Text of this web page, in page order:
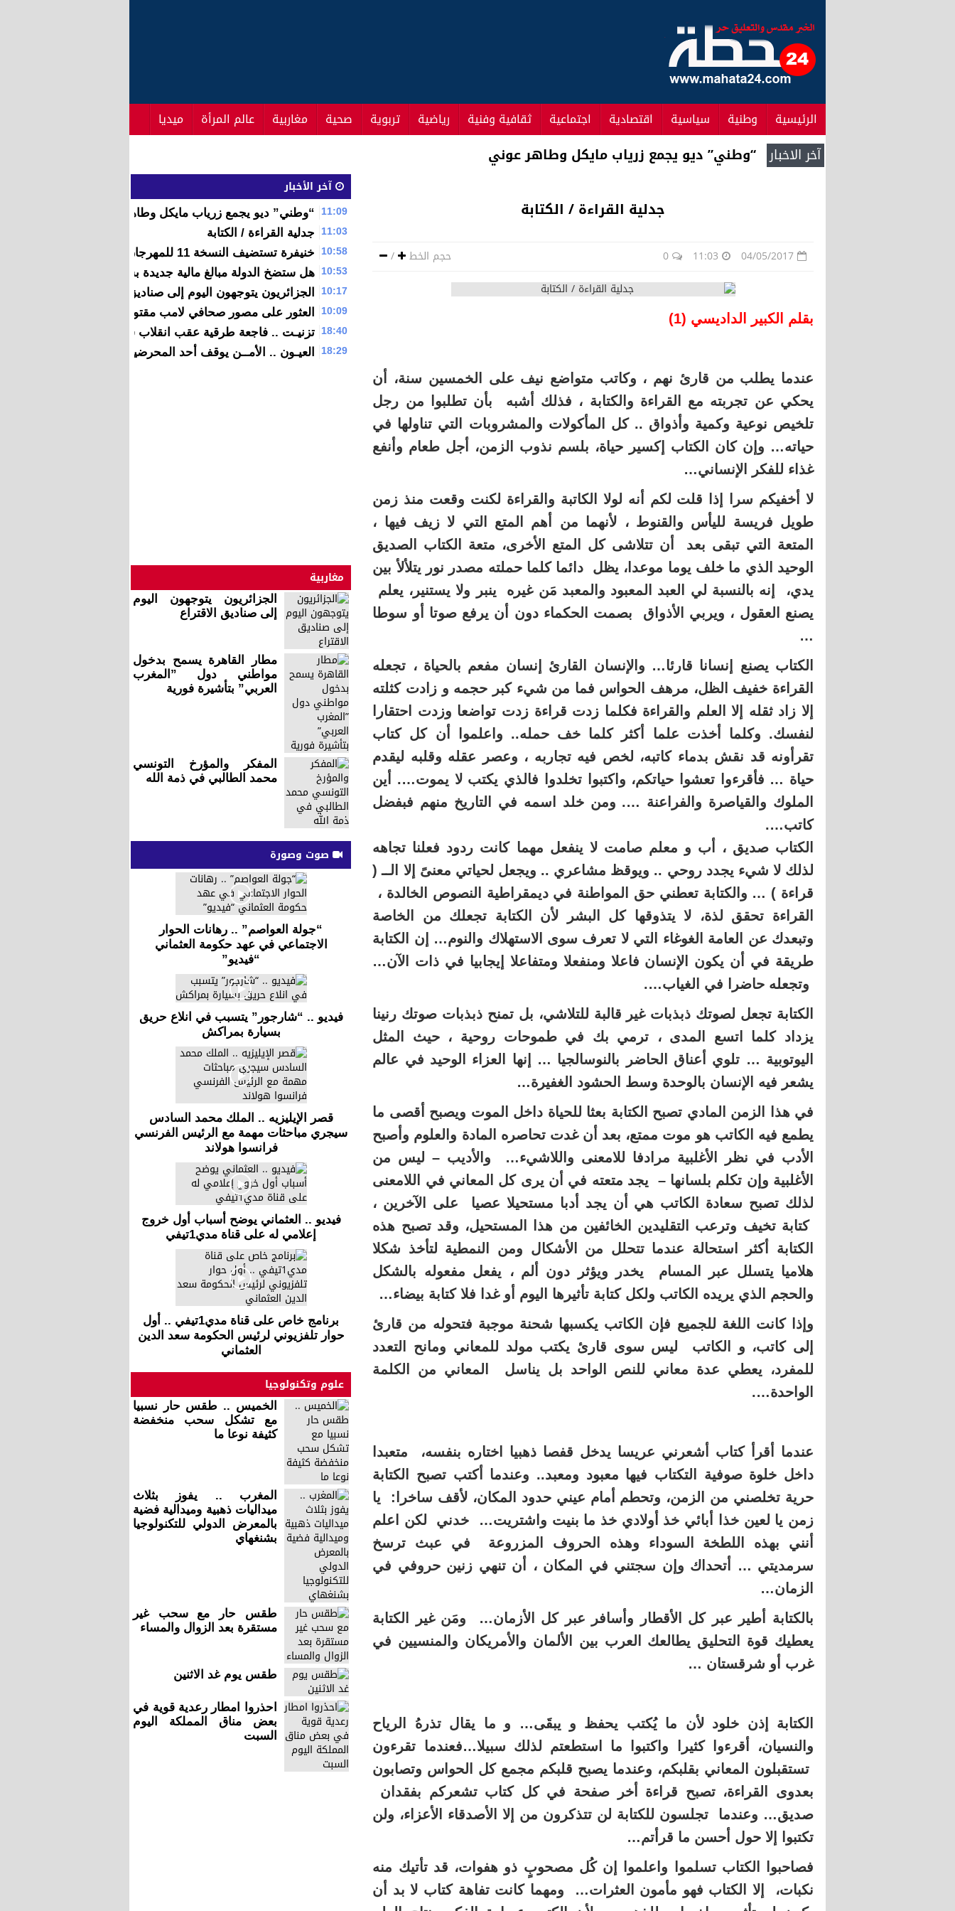
الرئيسية وطنية سياسية اقتصادية اجتماعية ثقافية وفنية رياضية تربوية صحية مغاربية عالم المرأة ميديا
آخر الاخبار خنيفرة تستضيف النسخة 11 للمهرجان الجهوي للمسرح المدرسي بجهة بني ملال خنيفرة
جدلية القراءة / الكتابة
حجم الخط /
بقلم الكبير الداديسي (1)
عندما يطلب من قارئ نهم ، وكاتب متواضع نيف على الخمسين سنة، أن
يحكي عن تجربته مع القراءة والكتابة ، فذلك أشبه بأن تطلبوا من رجل
تلخيص نوعية وكمية وأذواق .. كل المأكولات والمشروبات التي تناولها في
حياته… وإن كان الكتاب إكسير حياة، بلسم نذوب الزمن، أجل طعام وأنفع
غذاء للفكر الإنساني…
لا أخفيكم سرا إذا قلت لكم أنه لولا الكاتبة والقراءة لكنت وقعت منذ زمن
طويل فريسة لليأس والقنوط ، لأنهما من أهم المتع التي لا زيف فيها ،
المتعة التي تبقى بعد أن تتلاشى كل المتع الأخرى، متعة الكتاب الصديق
الوحيد الذي ما خلف يوما موعدا، يظل دائما كلما حملته مصدر نور يتلألأ بين
يدي، إنه بالنسبة لي العبد المعبود والمعبد مَن غيره ينبر ولا يستنير، يعلم
يصنع العقول ، ويربي الأذواق بصمت الحكماء دون أن يرفع صوتا أو سوطا
…
الكتاب يصنع إنسانا قارئا… والإنسان القارئ إنسان مفعم بالحياة ، تجعله
القراءة خفيف الظل، مرهف الحواس فما من شيء كبر حجمه و زادت كثلته
إلا زاد ثقله إلا العلم والقراءة فكلما زدت قراءة زدت تواضعا وزدت احتقارا
لنفسك. وكلما أخذت علما أكثر كلما خف حمله.. واعلموا أن كل كتاب
تقرأونه قد نقش بدماء كاتبه، لخص فيه تجاربه ، وعصر عقله وقلبه ليقدم
حياة … فأقرءوا تعشوا حياتكم، واكتبوا تخلدوا فالذي يكتب لا يموت…. أين
الملوك والقياصرة والفراعنة …. ومن خلد اسمه في التاريخ منهم فبفضل
كاتب….
الكتاب صديق ، أب و معلم صامت لا ينفعل مهما كانت ردود فعلنا تجاهه
لذلك لا شيء يجدد روحي .. ويوقظ مشاعري .. ويجعل لحياتي معنىً إلا الــ (
قراءة ) … والكتابة تعطني حق المواطنة في ديمقراطية النصوص الخالدة ،
القراءة تحقق لذة، لا يتذوقها كل البشر لأن الكتابة تجعلك من الخاصة
وتبعدك عن العامة الغوغاء التي لا تعرف سوى الاستهلاك والنوم… إن الكتابة
طريقة في أن يكون الإنسان فاعلا ومنفعلا ومتفاعلا إيجابيا في ذات الآن…
وتجعله حاضرا في الغياب….
الكتابة تجعل لصوتك ذبذبات غير قالبة للتلاشي، بل تمنح ذبذبات صوتك رنينا
يزداد كلما اتسع المدى ، ترمي بك في طموحات روحية ، حيث المثل
اليوتوبية … تلوي أعناق الحاضر بالنوسالجيا … إنها العزاء الوحيد في عالم
يشعر فيه الإنسان بالوحدة وسط الحشود الغفيرة…
في هذا الزمن المادي تصبح الكتابة بعثا للحياة داخل الموت ويصبح أقصى ما
يطمع فيه الكاتب هو موت ممتع، بعد أن غدت تحاصره المادة والعلوم وأصبح
الأدب في نظر الأغلبية مرادفا للامعنى واللاشيء… والأديب – ليس من
الأغلبية وإن تكلم بلسانها – يجد متعته في أن يرى كل المعاني في اللامعنى
لذلك تصبح سعادة الكاتب هي أن يجد أدبا مستحيلا عصيا على الآخرين ،
كتابة تخيف وترعب التقليدين الخائفين من هذا المستحيل، وقد تصبح هذه
الكتابة أكثر استحالة عندما تتحلل من الأشكال ومن النمطية لتأخذ شكلا
هلاميا يتسلل عبر المسام يخدر ويؤثر دون ألم ، يفعل مفعوله بالشكل
والحجم الذي يريده الكاتب ولكل كتابة تأثيرها اليوم أو غدا فلا كتابة بيضاء…
وإذا كانت اللغة للجميع فإن الكاتب يكسبها شحنة موجبة فتحوله من قارئ
إلى كاتب، و الكاتب ليس سوى قارئ يكتب مولد للمعاني ومانح التعدد
للمفرد، يعطي عدة معاني للنص الواحد بل يناسل المعاني من الكلمة
الواحدة….
عندما أقرأ كتاب أشعرني عريسا يدخل قفصا ذهبيا اختاره بنفسه، متعبدا
داخل خلوة صوفية التكتاب فيها معبود ومعبد.. وعندما أكتب تصبح الكتابة
حرية تخلصني من الزمن، وتحطم أمام عيني حدود المكان، لأقف ساخرا: يا
زمن يا لعين خذا أبائي خذ أولادي خذ ما بنيت واشتريت… خدني لكن اعلم
أنني بهذه اللطخة السوداء وهذه الحروف المزروعة في عبث ترسخ
سرمديتي … أتحداك وإن سجتني في المكان ، أن تنهي زنين حروفي في
الزمان…
بالكتابة أطير عبر كل الأقطار وأسافر عبر كل الأزمان… ومَن غير الكتابة
يعطيك قوة التحليق يطالعك العرب بين الألمان والأمريكان والمنسيين في
غرب أو شرقستان …
الكتابة إذن خلود لأن ما يُكتب يحفظ و يبقَى… و ما يقال تذرهُ الرياح
والنسيان، أقرءوا كثيرا واكتبوا ما استطعتم لذلك سبيلا…فعندما تقرءون
تستقبلون المعاني بقلبكم، وعندما يصبح قلبكم مجمع كل الحواس وتصابون
بعدوى القراءة، تصبح قراءة أخر صفحة في كل كتاب تشعركم بفقدان
صديق… وعندما تجلسون للكتابة لن تتذكرون من إلا الأصدقاء الأعزاء، ولن
تكتبوا إلا حول أحسن ما قرأتم…
فصاحبوا الكتاب تسلموا واعلموا إن كُل مصحوبٍ ذو هفوات، قد تأتيك منه
نكبات، إلا الكتاب فهو مأمون العثرات… ومهما كانت تفاهة كتاب لا بد أن
آخر الأخبار
11:09 “وطني” ديو يجمع زرياب مايكل وطاهر عوني
11:03 جدلية القراءة / الكتابة
10:58 خنيفرة تستضيف النسخة 11 للمهرجان الجهوي للمسرح المدرسي بجهة بني ملال خنيفرة
10:53 هل ستضخ الدولة مبالغ مالية جديدة بشروط جديدة أم تترك
10:17 الجزائريون يتوجهون اليوم إلى صناديق الاقتراع
10:09 العثور على مصور صحافي لامب مقتولا بمنزله بتمارة
18:40 تزنيـت .. فاجعة طرقیة عقب انقلاب شاحنة تنقل عاملات زراعـة
18:29 العيـون .. الأمــن يوقف أحد المحرضيـن على الشغب في حالة
مغاربية
الجزائريون يتوجهون اليوم
إلى صناديق الاقتراع
مطار القاهرة يسمح بدخول
مواطني دول ”المغرب
العربي” بتأشيرة فورية
المفكر والمؤرخ التونسي
محمد الطالبي في ذمة الله
صوت وصورة
“جولة العواصم” .. رهانات الحوار
الاجتماعي في عهد حكومة العثماني
“فيديو”
فيديو .. “شارجور” يتسبب في انلاع حريق
بسيارة بمراكش
قصر الإيليزيه .. الملك محمد السادس
سيجري مباحثات مهمة مع الرئيس الفرنسي
فرانسوا هولاند
فيديو .. العثماني يوضح أسباب أول خروج
إعلامي له على قناة مدي1تيفي
برنامج خاص على قناة مدي1تيفي .. أول
حوار تلفزيوني لرئيس الحكومة سعد الدين
العثماني
علوم وتكنولوجيا
الخميس .. طقس حار نسبيا
مع تشكل سحب منخفضة
كثيفة نوعا ما
المغرب .. يفوز بثلاث
ميداليات ذهبية وميدالية فضية
بالمعرض الدولي للتكنولوجيا
بشنغهاي
طقس حار مع سحب غير
مستقرة بعد الزوال والمساء
طقس يوم غد الاثنين
احذروا امطار رعدية قوية في
بعض مناق المملكة اليوم
السبت